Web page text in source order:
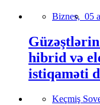
Biznes, 05
hibrid və
istiqaməti
Keçmiş